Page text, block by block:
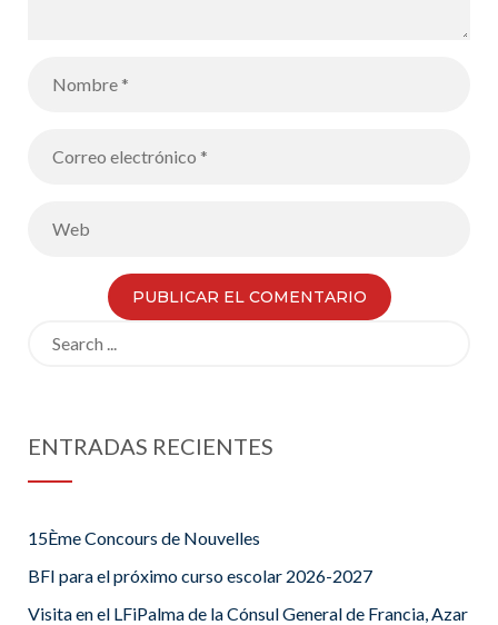
ENTRADAS RECIENTES
15Ème Concours de Nouvelles
BFI para el próximo curso escolar 2026-2027
Visita en el LFiPalma de la Cónsul General de Francia, Azar